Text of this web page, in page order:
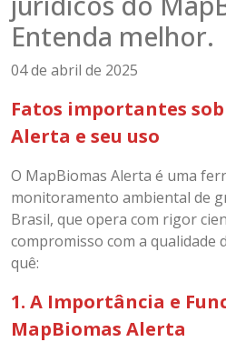
Entenda melhor.
04 de abril de 2025
Fatos importantes
Alerta e seu uso
O MapBiomas Alerta é uma
monitoramento ambiental de
Brasil, que opera com rigor
compromisso com a qualidade
quê:
1. A Importância e
MapBiomas Alerta